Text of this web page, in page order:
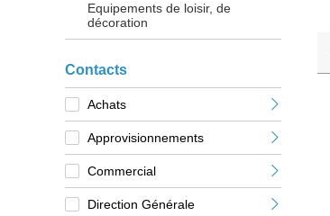
Equipements de loisir, de
décoration
Contacts
Achats
Approvisionnements
Commercial
Direction Générale